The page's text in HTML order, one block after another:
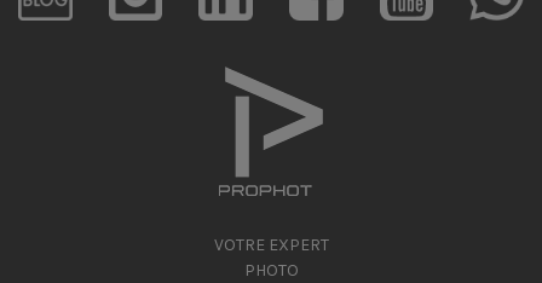
VOTRE EXPERT
PHOTO